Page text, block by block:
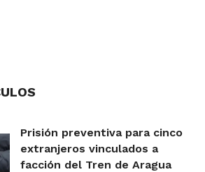
Prisión preventiva para cinco
extranjeros vinculados a
facción del Tren de Aragua